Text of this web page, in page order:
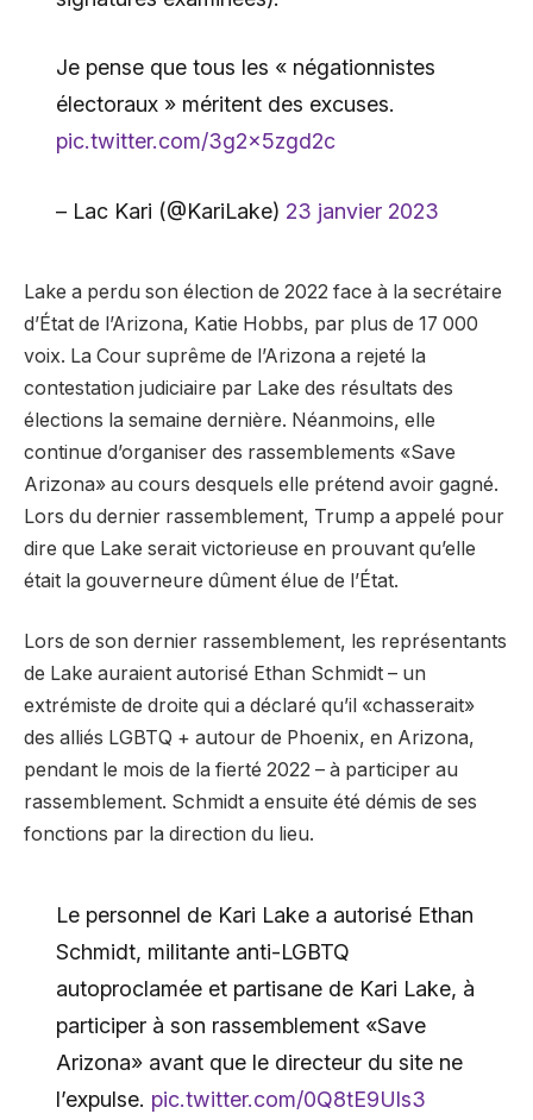
Je pense que tous les « négationnistes
électoraux » méritent des excuses.
pic.twitter.com/3g2x5zgd2c
– Lac Kari (@KariLake) 23 janvier 2023
Lake a perdu son élection de 2022 face à la secrétaire
d’État de l’Arizona, Katie Hobbs, par plus de 17 000
voix. La Cour suprême de l’Arizona a rejeté la
contestation judiciaire par Lake des résultats des
élections la semaine dernière. Néanmoins, elle
continue d’organiser des rassemblements «Save
Arizona» au cours desquels elle prétend avoir gagné.
Lors du dernier rassemblement, Trump a appelé pour
dire que Lake serait victorieuse en prouvant qu’elle
était la gouverneure dûment élue de l’État.
Lors de son dernier rassemblement, les représentants
de Lake auraient autorisé Ethan Schmidt – un
extrémiste de droite qui a déclaré qu’il «chasserait»
des alliés LGBTQ + autour de Phoenix, en Arizona,
pendant le mois de la fierté 2022 – à participer au
rassemblement. Schmidt a ensuite été démis de ses
fonctions par la direction du lieu.
Le personnel de Kari Lake a autorisé Ethan
Schmidt, militante anti-LGBTQ
autoproclamée et partisane de Kari Lake, à
participer à son rassemblement «Save
Arizona» avant que le directeur du site ne
l’expulse. pic.twitter.com/0Q8tE9Uls3